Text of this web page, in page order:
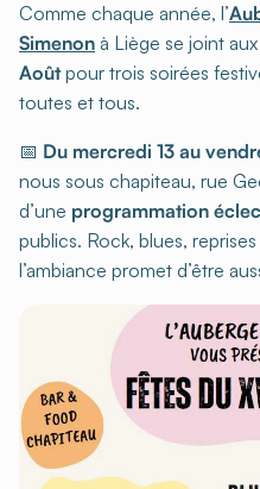
Comme chaque année, l’
Simenon à Liège se joint aux
Aoûtpour trois soirées
toutes et tous.
📅 Du mercredi 13 au
nous sous chapiteau, rue
d’une programmation
publics. Rock, blues,
l’ambiance promet d’être